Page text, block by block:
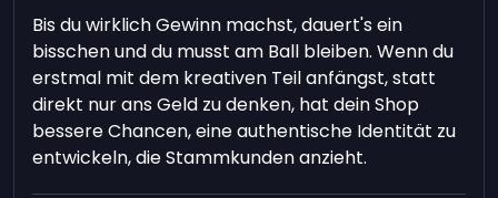
Bis du wirklich Gewinn machst, dauert's ein
bisschen und du musst am Ball bleiben. Wenn du
erstmal mit dem kreativen Teil anfängst, statt
direkt nur ans Geld zu denken, hat dein Shop
bessere Chancen, eine authentische Identität zu
entwickeln, die Stammkunden anzieht.